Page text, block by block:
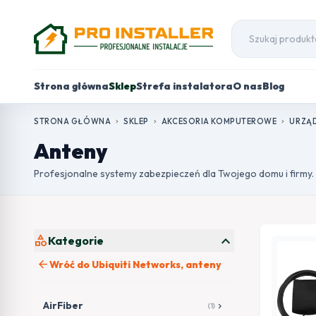
Strona głównaSklepStrefa instalatoraO nasBlog
STRONA GŁÓWNA chevron_right SKLEP chevron_right AKCESORIA KOMPUTEROWE chevron_right
Anteny
Profesjonalne systemy zabezpieczeń dla Twojego domu i firmy.
categoryKategorie expand_more
arrow_backWróć do Ubiquiti Networks, anteny
AirFiber (1) chevron_right